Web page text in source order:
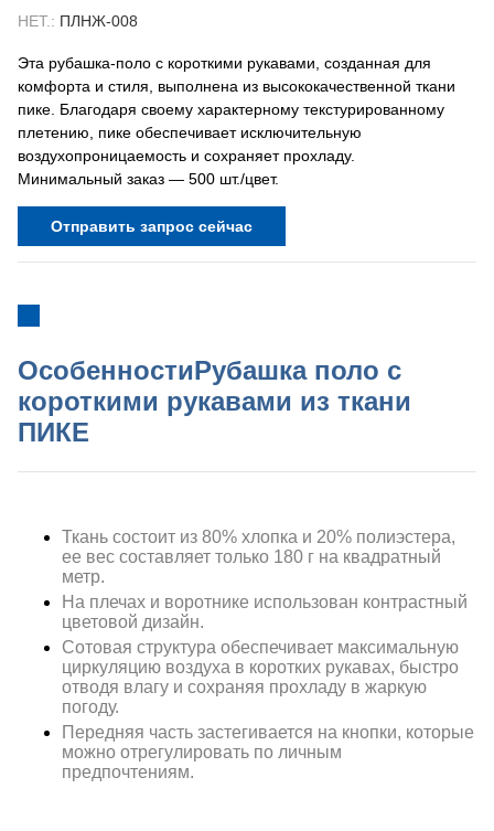
НЕТ.: ПЛНЖ-008
Эта рубашка-поло с короткими рукавами, созданная для
комфорта и стиля, выполнена из высококачественной ткани
пике. Благодаря своему характерному текстурированному
плетению, пике обеспечивает исключительную
воздухопроницаемость и сохраняет прохладу.
Минимальный заказ — 500 шт./цвет.
Отправить запрос сейчас
ОсобенностиРубашка поло с
короткими рукавами из ткани
ПИКЕ
Ткань состоит из 80% хлопка и 20% полиэстера,
ее вес составляет только 180 г на квадратный
метр.
На плечах и воротнике использован контрастный
цветовой дизайн.
Сотовая структура обеспечивает максимальную
циркуляцию воздуха в коротких рукавах, быстро
отводя влагу и сохраняя прохладу в жаркую
погоду.
Передняя часть застегивается на кнопки, которые
можно отрегулировать по личным
предпочтениям.